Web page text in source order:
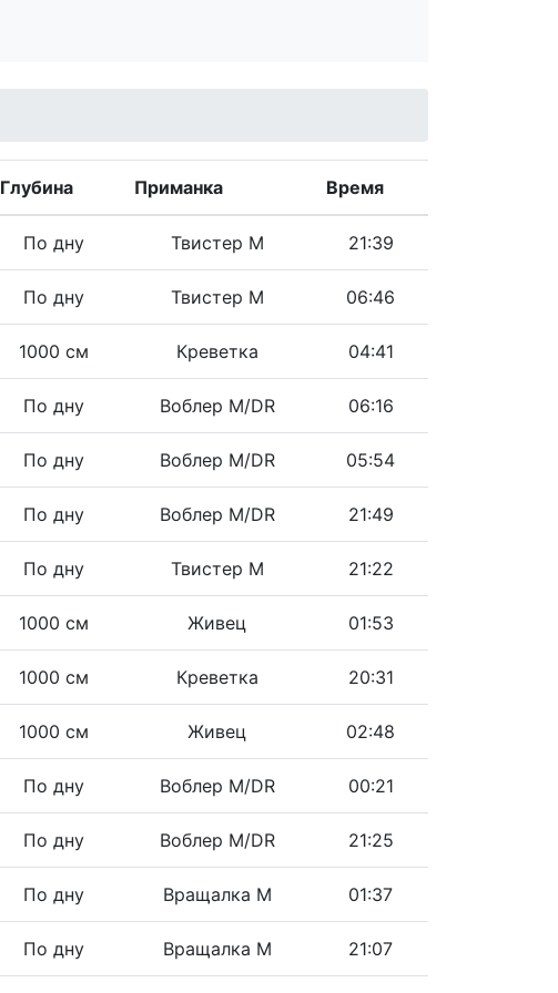
Глубина Приманка Время
По дну Твистер M 21:39
По дну Твистер M 06:46
1000 см Креветка 04:41
По дну Воблер M/DR 06:16
По дну Воблер M/DR 05:54
По дну Воблер M/DR 21:49
По дну Твистер M 21:22
1000 см Живец 01:53
1000 см Креветка 20:31
1000 см Живец 02:48
По дну Воблер M/DR 00:21
По дну Воблер M/DR 21:25
По дну Вращалка M 01:37
По дну Вращалка M 21:07